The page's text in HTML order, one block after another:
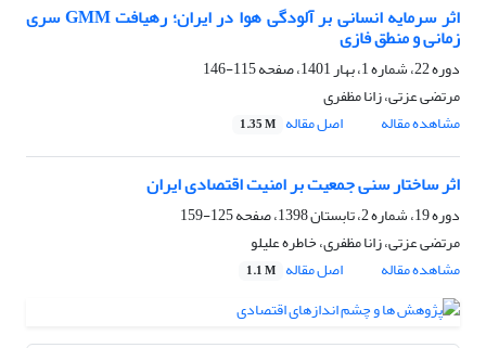
اثر سرمایه انسانی بر آلودگی هوا در ایران؛ رهیافت GMM سری
زمانی و منطق فازی
دوره 22، شماره 1، بهار 1401، صفحه
115-146
مرتضی عزتی، زانا مظفری
مشاهده مقاله
اصل مقاله 1.35 M
اثر ساختار سنی جمعیت بر امنیت اقتصادی ایران
دوره 19، شماره 2، تابستان 1398، صفحه
125-159
مرتضی عزتی، زانا مظفری، خاطره علیلو
مشاهده مقاله
اصل مقاله 1.1 M